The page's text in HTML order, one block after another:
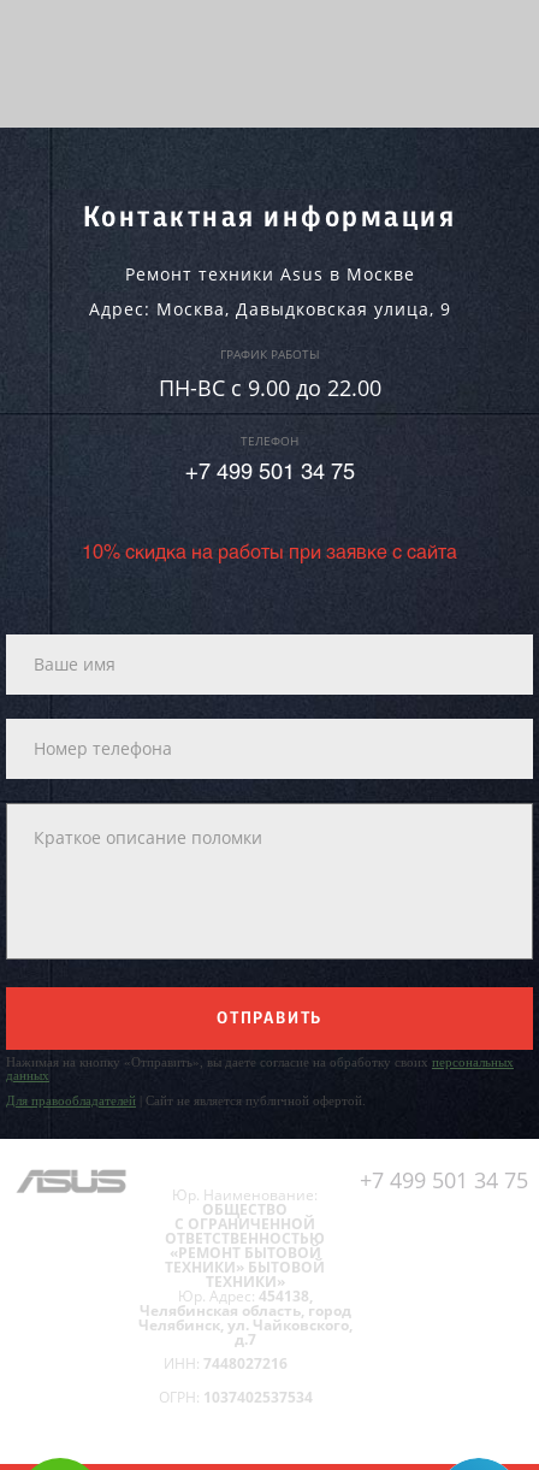
Контактная информация
Ремонт техники Asus в Москве
Адрес: Москва, Давыдковская улица, 9
ГРАФИК РАБОТЫ
ПН-ВC c 9.00 до 22.00
ТЕЛЕФОН
+7 499 501 34 75
10% скидка на работы при заявке с сайта
ОТПРАВИТЬ
Нажимая на кнопку «Отправить», вы даете согласие на обработку своих персональных
данных
Для правообладателей | Сайт не является публичной офертой.
+7 499 501 34 75
Юр. Наименование:
ОБЩЕСТВО
С ОГРАНИЧЕННОЙ
ОТВЕТСТВЕННОСТЬЮ
«РЕМОНТ БЫТОВОЙ
ТЕХНИКИ» БЫТОВОЙ
ТЕХНИКИ»
Юр. Адрес: 454138,
Челябинская область, город
Челябинск, ул. Чайковского,
д.7
ИНН: 7448027216
ОГРН: 1037402537534